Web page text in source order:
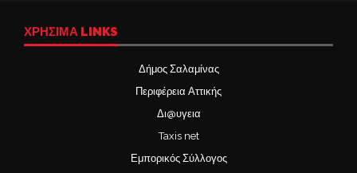
ΧΡΉΣΙΜΑ LINKS
Δήμος Σαλαμίνας
Περιφέρεια Αττικής
Δι@υγεια
Taxis net
Εμπορικός Σύλλογος